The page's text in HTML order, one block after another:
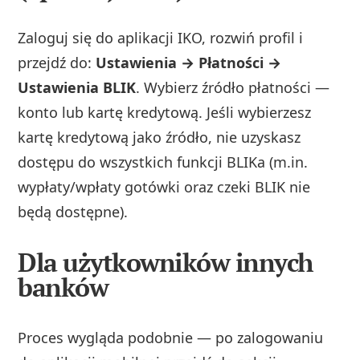
Zaloguj się do aplikacji IKO, rozwiń profil i
przejdź do: Ustawienia → Płatności →
Ustawienia BLIK. Wybierz źródło płatności —
konto lub kartę kredytową. Jeśli wybierzesz
kartę kredytową jako źródło, nie uzyskasz
dostępu do wszystkich funkcji BLIKa (m.in.
wypłaty/wpłaty gotówki oraz czeki BLIK nie
będą dostępne).
Dla użytkowników innych
banków
Proces wygląda podobnie — po zalogowaniu